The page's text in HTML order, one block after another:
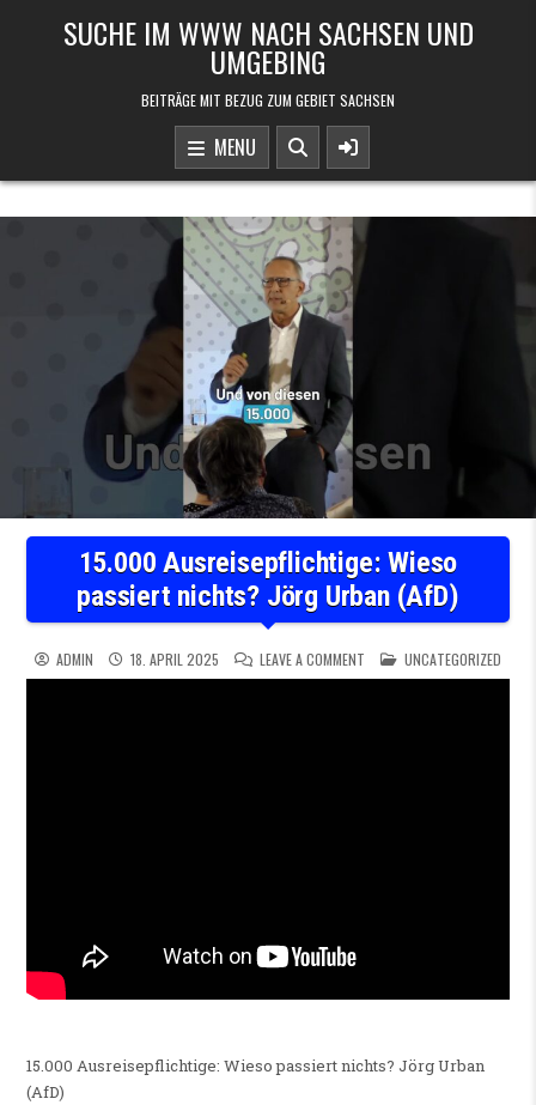
SUCHE IM WWW NACH SACHSEN UND
UMGEBING
BEITRÄGE MIT BEZUG ZUM GEBIET SACHSEN
MENU
15.000 Ausreisepflichtige: Wieso
passiert nichts? Jörg Urban (AfD)
ADMIN 18. APRIL 2025 LEAVE A COMMENT ON 15.000POSTED IN
UNCATEGORIZED
15.000 Ausreisepflichtige: Wieso passiert nichts? Jörg Urban
(AfD)